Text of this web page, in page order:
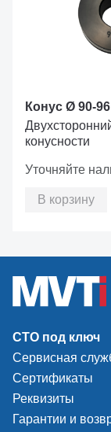
Конус Ø 90-
конусности
Уточняйте
В корзину
СТО под ключ
Сервисная
Сертификаты
Реквизиты
Гарантии и